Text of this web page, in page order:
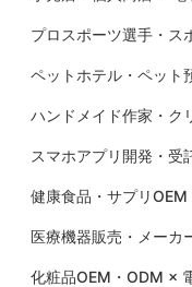
プロスポーツ選手・ス
ペットホテル・ペット
ハンドメイド作家・ク
スマホアプリ開発・受
健康食品・サプリ
医療機器販売・メーカ
化粧品OEM・ODM ×